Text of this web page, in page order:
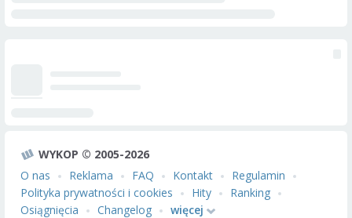
WYKOP © 2005-2026
O nas
Reklama FAQ Kontakt
Regulamin
Polityka prywatności i cookies
Hity
Ranking
Osiągnięcia
Changelog więcej